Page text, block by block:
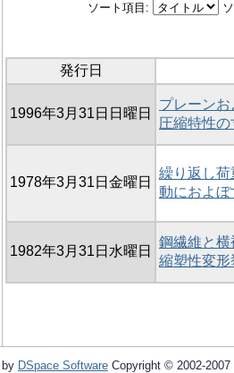
ソート項目:
発行日
1996年3月31日日曜日
プレーン
圧縮特性
1978年3月31日金曜日
繰り返し
動におよ
1982年3月31日水曜日
鋼繊維と
縮塑性変形
by DSpace Software Copyright © 2002-2007